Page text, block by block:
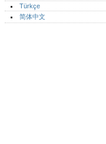
Türkçe
简体中文